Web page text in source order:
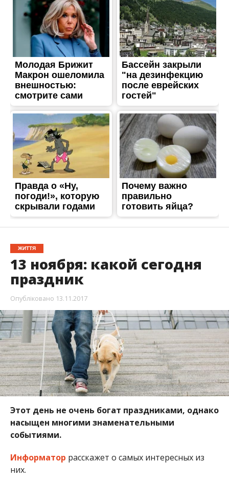
ЖИТТЯ
13 ноября: какой сегодня
праздник
Опубліковано 13.11.2017
Этот день не очень богат праздниками, однако
насыщен многими знаменательными
событиями.
Информатор расскажет о самых интересных из
них.